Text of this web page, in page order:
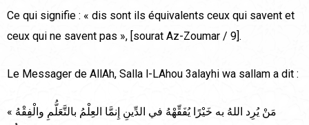
Ce qui signifie : « dis sont ils équivalents ceux qui savent et
ceux qui ne savent pas », [sourat Az-Zoumar / 9].
Le Messager de AllAh, Salla l-LAhou 3alayhi wa sallam a dit :
« مَنْ يُرِد اللهُ به خَيْرًا يُفَقِّهْهُ في الدِّينِ إِنمَّا العِلْمُ بالتَّعَلُّمِ والْفِقْهُ